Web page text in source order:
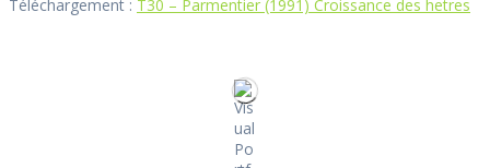
Téléchargement : T30 – Parmentier (1991) Croissance des hetres